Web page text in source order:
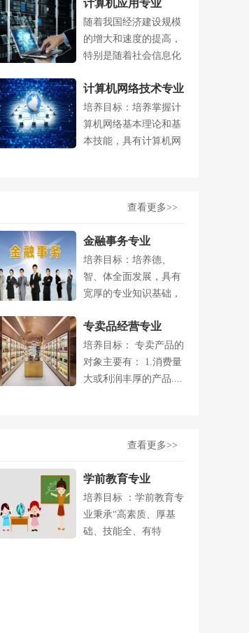
计算机应用专业
随着我国经济建设规模
的增大和速度的提高，
特别是随着社会信息化
计算机网络技术专业
培养目标：培养掌握计
算机网络基本理论和基
本技能，具有计算机网
查看更多>>
金融事务专业
培养目标：培养德、
智、体全面发展，具有
宽厚的专业知识基础，
专卖品经营专业
培养目标： 专卖产品的
对象主要有： 1.消费量
大或利润丰厚的产品....
查看更多>>
学前教育专业
培养目标 ：学前教育专
业秉承“高素质、厚基
础、技能全、有特